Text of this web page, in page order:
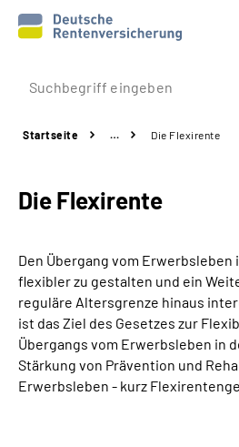
Prävention
Rente
Beratung & Kontakt
Experten
Über uns & Presse
Startseite … Die Flexirente
Die Flexirente
Den Übergang vom Erwerbsleben
flexibler zu gestalten und ein
reguläre Altersgrenze hinaus
ist das Ziel des Gesetzes zur
Übergangs vom Erwerbsleben in
Stärkung von Prävention und
Erwerbsleben - kurz